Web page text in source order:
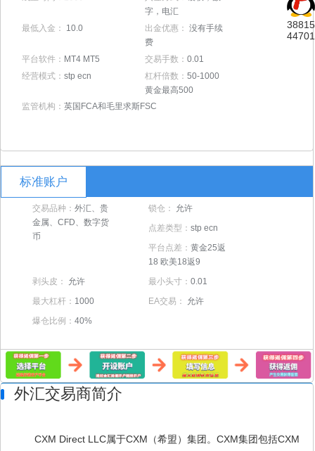
38815
44701
字，电汇
最低入金： 10.0 出金优惠： 没有手续
费
平台软件： MT4 MT5 交易手数： 0.01
经营模式： stp ecn 杠杆倍数： 50-1000
黄金最高500
监管机构： 英国FCA和毛里求斯FSC
标准账户
交易品种： 外汇、贵
金属、CFD、数字货
币
锁仓： 允许
点差类型： stp ecn
平台点差： 黄金25返
18 欧美18返9
剥头皮： 允许 最小头寸： 0.01
最大杠杆： 1000 EA交易： 允许
爆仓比例： 40%
外汇交易商简介
CXM Direct LLC属于CXM（希盟）集团。CXM集团包括CXM